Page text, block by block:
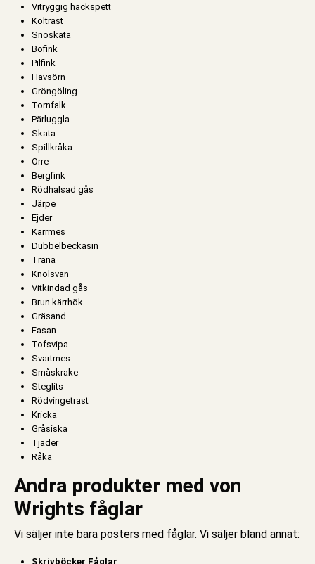
Vitryggig hackspett
Koltrast
Snöskata
Bofink
Pilfink
Havsörn
Gröngöling
Tornfalk
Pärluggla
Skata
Spillkråka
Orre
Bergfink
Rödhalsad gås
Järpe
Ejder
Kärrmes
Dubbelbeckasin
Trana
Knölsvan
Vitkindad gås
Brun kärrhök
Gräsand
Fasan
Tofsvipa
Svartmes
Småskrake
Steglits
Rödvingetrast
Kricka
Gråsiska
Tjäder
Råka
Andra produkter med von
Wrights fåglar
Vi säljer inte bara posters med fåglar. Vi säljer bland annat:
Skrivböcker Fåglar